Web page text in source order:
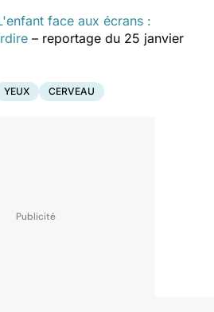
face aux écrans :
– reportage du 25 janvier
YEUX CERVEAU